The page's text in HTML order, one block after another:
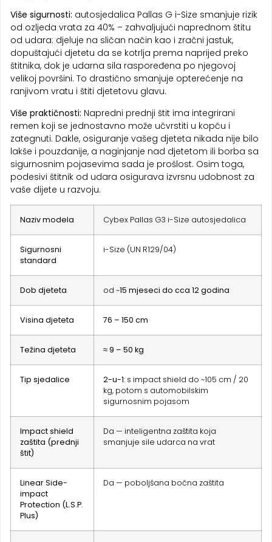
Više sigurnosti: autosjedalica Pallas G i-Size smanjuje rizik
od ozljeda vrata za 40% – zahvaljujući naprednom štitu
od udara: djeluje na sličan način kao i zračni jastuk,
dopuštajući djetetu da se kotrlja prema naprijed preko
štitnika, dok je udarna sila raspoređena po njegovoj
velikoj površini. To drastično smanjuje opterećenje na
ranjivom vratu i štiti djetetovu glavu.
Više praktičnosti: Napredni prednji štit ima integrirani
remen koji se jednostavno može učvrstiti u kopču i
zategnuti. Dakle, osiguranje vašeg djeteta nikada nije bilo
lakše i pouzdanije, a naginjanje nad djetetom ili borba sa
sigurnosnim pojasevima sada je prošlost. Osim toga,
podesivi štitnik od udara osigurava izvrsnu udobnost za
vaše dijete u razvoju.
Naziv modela Cybex Pallas G3 i-Size autosjedalica
Sigurnosni
standard
i-Size (UN R129/04)
Dob djeteta od ~15 mjeseci do cca 12 godina
Visina djeteta 76 – 150 cm
Težina djeteta ≈ 9 – 50 kg
Tip sjedalice 2-u-1: s impact shield do ~105 cm / 20
kg, potom s automobilskim
sigurnosnim pojasom
Impact shield
zaštita (prednji
štit)
Da — inteligentna zaštita koja
smanjuje sile udarca na vrat
Linear Side-
impact
Protection (L.S.P.
Plus)
Da — poboljšana bočna zaštita